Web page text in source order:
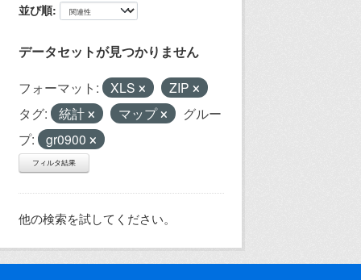
並び順
データセットが見つかりません
フォーマット: XLS
ZIP
タグ:
統計 マップ
グルー
プ:
gr0900
フィルタ結果
他の検索を試してください。